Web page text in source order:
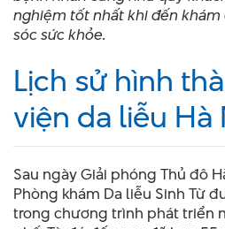
nghiệm tốt nhất khi đến khám
sóc sức khỏe.
Lịch sử hình
viện da liễu Hà
Sau ngày Giải phóng Thủ đô
Phòng khám Da liễu Sinh Từ
trong chương trình phát triển